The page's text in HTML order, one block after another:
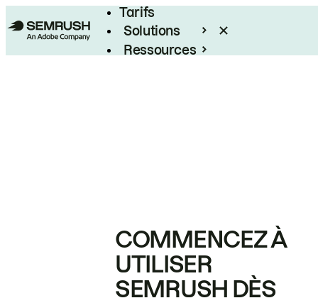
Tarifs
Solutions
Ressources
COMMENCEZ À
UTILISER
SEMRUSH DÈS